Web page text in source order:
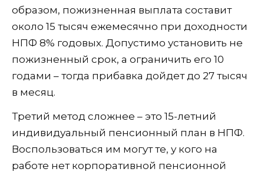
образом, пожизненная выплата составит
около 15 тысяч ежемесячно при доходности
НПФ 8% годовых. Допустимо установить не
пожизненный срок, а ограничить его 10
годами – тогда прибавка дойдет до 27 тысяч
в месяц.
Третий метод сложнее – это 15-летний
индивидуальный пенсионный план в НПФ.
Воспользоваться им могут те, у кого на
работе нет корпоративной пенсионной